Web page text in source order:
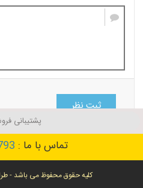
ثبت نظر
تماس با ما :
کلیه حقوق محفوظ می باشد -
پشتیبانی